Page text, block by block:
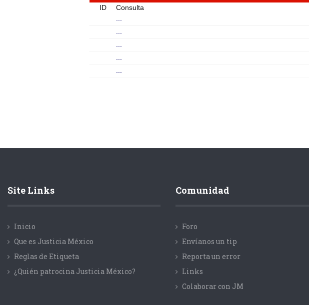
ID
Consulta
Site Links
Inicio
Que es Justicia México
Reglas de Etiqueta
¿Quién patrocina Justicia México?
Comunidad
Foro
Envíanos un tip
Reporta un error
Links
Colaborar con JM